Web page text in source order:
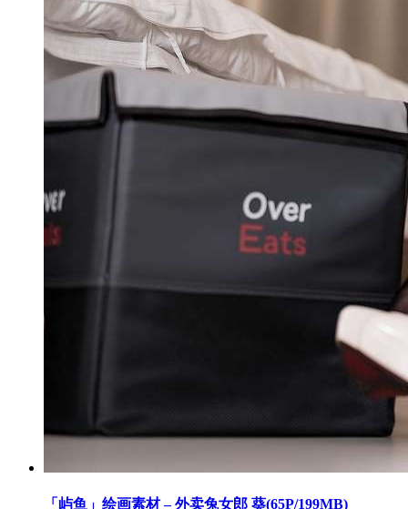
「屿鱼」绘画素材 – 外卖兔女郎 葵(65P/199MB)